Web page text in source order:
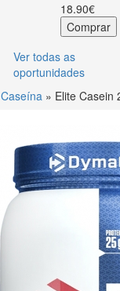
18.90€
Ver todas as
oportunidades
Caseína » Elite Casein